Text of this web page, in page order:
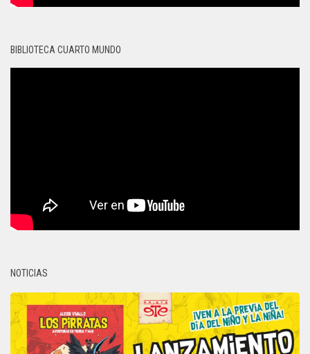
BIBLIOTECA CUARTO MUNDO
NOTICIAS